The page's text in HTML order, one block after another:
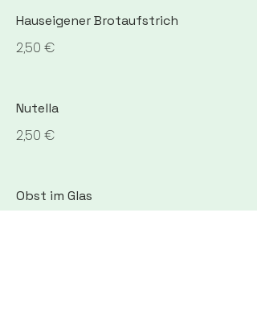
Hauseigener Brotaufstrich
2,50 €
Nutella
2,50 €
Obst im Glas